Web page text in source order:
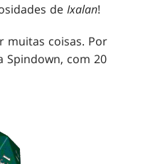
deIxalan!
muitas coisas. Por
Spindown, com 20